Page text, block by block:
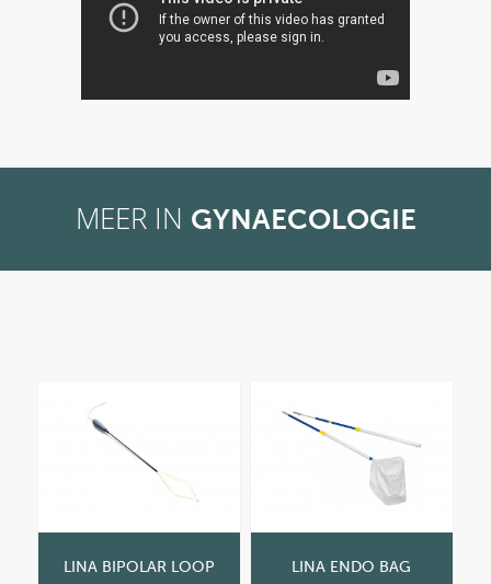
MEER IN GYNAECOLOGIE
LINA BIPOLAR LOOP LINA ENDO BAG